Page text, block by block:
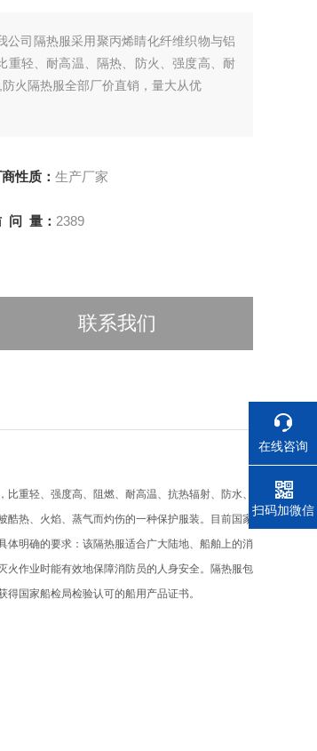
司隔热服采用聚丙烯睛化纤维织物与铝
重轻、耐高温、隔热、防火、强度高、耐
火隔热服全部厂价直销，量大从优
性质： 生产厂家
问 量： 2389
联系我们
重轻、强度高、阻燃、耐高温、抗热辐射、防水、
热、火焰、蒸气而灼伤的一种保护服装。目前国家
体明确的要求：该隔热服适合广大陆地、船舶上的消
火作业时能有效地保障消防员的人身安全。隔热服包
国家船检局检验认可的船用产品证书。
在线咨询
电话
扫码加微信